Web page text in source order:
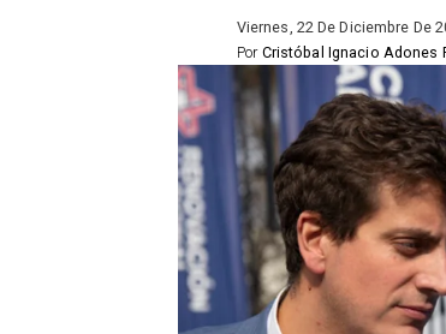
Viernes, 22 De Diciembre De
Cristóbal Ignacio Adones
Por